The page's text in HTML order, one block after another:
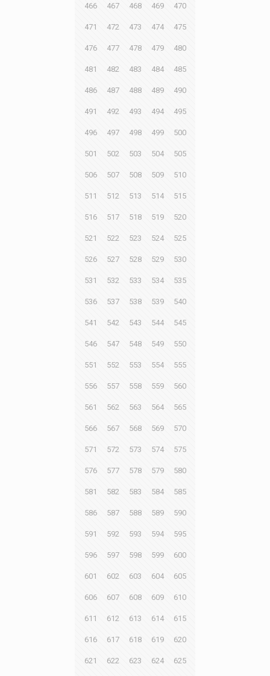
466 467 468 469 470
471 472 473 474 475
476 477 478 479 480
481 482 483 484 485
486 487 488 489 490
491 492 493 494 495
496 497 498 499 500
501 502 503 504 505
506 507 508 509 510
511 512 513 514 515
516 517 518 519 520
521 522 523 524 525
526 527 528 529 530
531 532 533 534 535
536 537 538 539 540
541 542 543 544 545
546 547 548 549 550
551 552 553 554 555
556 557 558 559 560
561 562 563 564 565
566 567 568 569 570
571 572 573 574 575
576 577 578 579 580
581 582 583 584 585
586 587 588 589 590
591 592 593 594 595
596 597 598 599 600
601 602 603 604 605
606 607 608 609 610
611 612 613 614 615
616 617 618 619 620
621 622 623 624 625